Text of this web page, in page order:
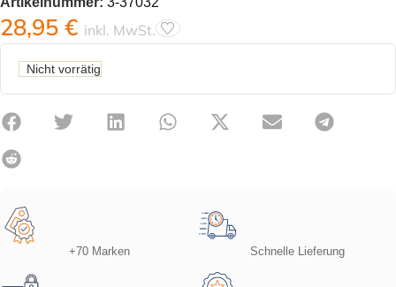
28,95 € inkl. MwSt.
Nicht vorrätig
+70 Marken Schnelle Lieferung